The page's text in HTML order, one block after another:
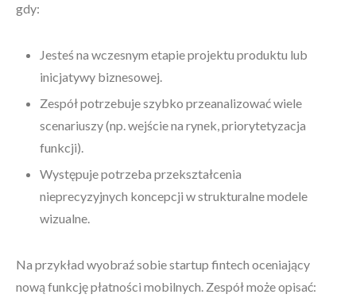
gdy:
Jesteś na wczesnym etapie projektu produktu lub
inicjatywy biznesowej.
Zespół potrzebuje szybko przeanalizować wiele
scenariuszy (np. wejście na rynek, priorytetyzacja
funkcji).
Występuje potrzeba przekształcenia
nieprecyzyjnych koncepcji w strukturalne modele
wizualne.
Na przykład wyobraź sobie startup fintech oceniający
nową funkcję płatności mobilnych. Zespół może opisać: